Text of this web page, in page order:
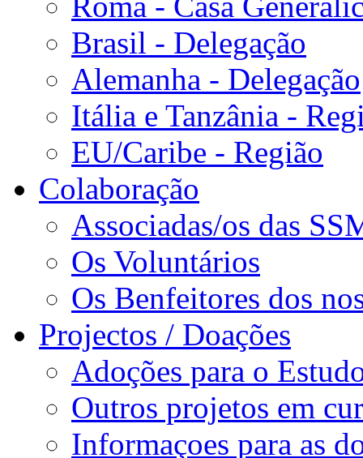
Brasil - Delegação
Alemanha - Delegação
Itália e Tanzânia -
EU/Caribe - Região
Colaboração
Associadas/os das
Os Voluntários
Os Benfeitores dos
Projectos / Doações
Adoções para o
Outros projetos em
Informaçoes para as